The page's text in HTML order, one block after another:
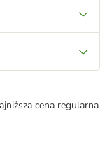
cena regularna